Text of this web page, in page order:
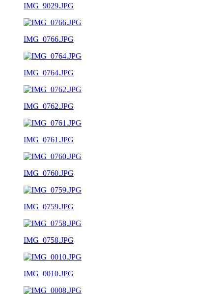
IMG_9029.JPG
IMG_0766.JPG
IMG_0764.JPG
IMG_0762.JPG
IMG_0761.JPG
IMG_0760.JPG
IMG_0759.JPG
IMG_0758.JPG
IMG_0010.JPG